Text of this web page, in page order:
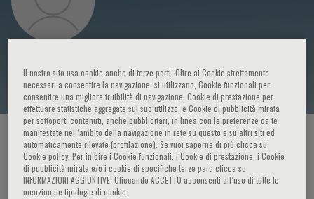
Antonietta D’Errico
HOME PAGE / CORSI ED EVENTI / RELATORE
Il nostro sito usa cookie anche di terze parti. Oltre ai Cookie strettamente
necessari a consentire la navigazione, si utilizzano, Cookie funzionali per
consentire una migliore fruibilità di navigazione, Cookie di prestazione per
effettuare statistiche aggregate sul suo utilizzo, e Cookie di pubblicità mirata
per sottoporti contenuti, anche pubblicitari, in linea con le preferenze da te
manifestate nell‘ambito della navigazione in rete su questo e su altri siti ed
automaticamente rilevate (profilazione). Se vuoi saperne di più clicca su
Cookie policy. Per inibire i Cookie funzionali, i Cookie di prestazione, i Cookie
di pubblicità mirata e/o i cookie di specifiche terze parti clicca su
INFORMAZIONI AGGIUNTIVE. Cliccando ACCETTO acconsenti all’uso di tutte le
menzionate tipologie di cookie.